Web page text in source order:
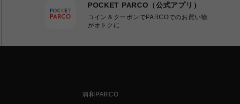
POCKET PARCO（公式アプリ）
コイン＆クーポンでPARCOでのお買い物
がオトクに
浦和PARCO